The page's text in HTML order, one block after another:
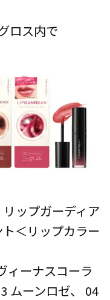
ス内で
ディア
＜リップカラー
スコーラ
ムーンロゼ、 04